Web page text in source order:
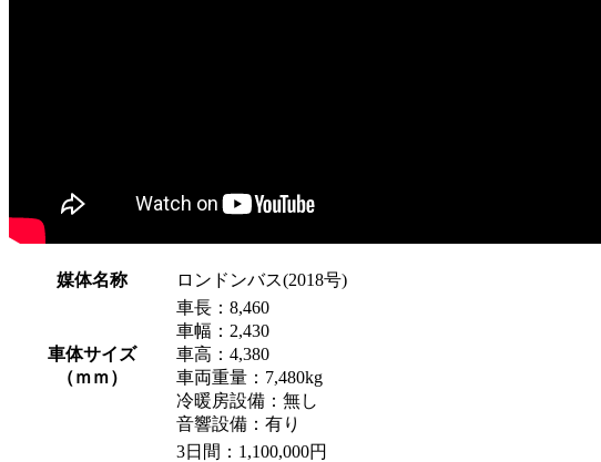
媒体名称 ロンドンバス(2018号)
車体サイズ
（ｍｍ）
車長：8,460
車幅：2,430
車高：4,380
車両重量：7,480kg
冷暖房設備：無し
音響設備：有り
3日間：1,100,000円